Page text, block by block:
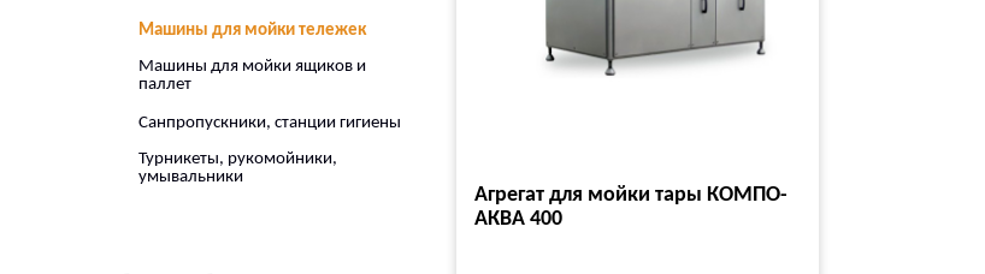
Машины для мойки тележек
Машины для мойки ящиков и
паллет
Санпропускники, станции гигиены
Турникеты, рукомойники,
умывальники
Агрегат для мойки тары КОМПО-
АКВА 400